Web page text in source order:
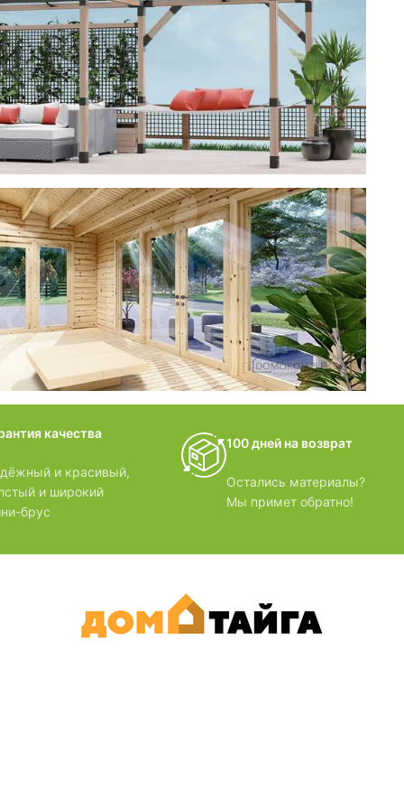
качества
и красивый,
и широкий
брус
100 дней на возврат
Остались материалы?
Мы примет обратно!